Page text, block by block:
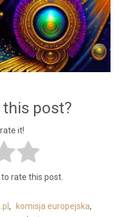
post?
it!
rate this post.
, komisja europejska,